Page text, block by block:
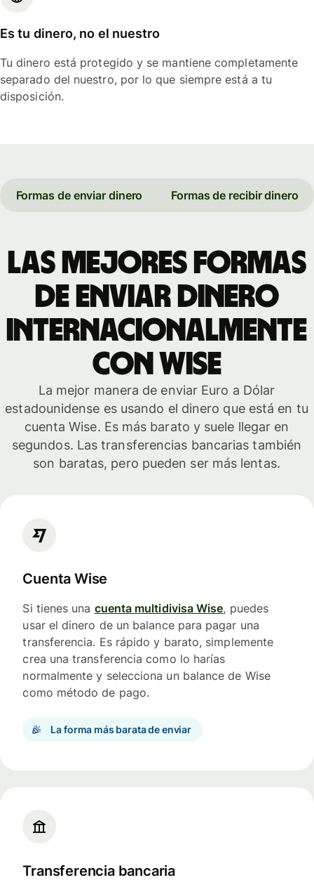
Es tu dinero, no el nuestro
Tu dinero está protegido y se mantiene completamente
separado del nuestro, por lo que siempre está a tu
disposición.
Formas de enviar dinero Formas de recibir dinero
Las mejores formas
de enviar dinero
internacionalmente
con Wise
La mejor manera de enviar Euro a Dólar
estadounidense es usando el dinero que está en tu
cuenta Wise. Es más barato y suele llegar en
segundos. Las transferencias bancarias también
son baratas, pero pueden ser más lentas.
Cuenta Wise
Si tienes una cuenta multidivisa Wise, puedes
usar el dinero de un balance para pagar una
transferencia. Es rápido y barato, simplemente
crea una transferencia como lo harías
normalmente y selecciona un balance de Wise
como método de pago.
La forma más barata de enviar
Transferencia bancaria